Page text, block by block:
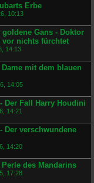
Erbe
10:13
Gans - Doktor
vor nichts fürchtet
14:13
mit dem blauen
14:05
Der Fall Harry Houdini
14:21
Der verschwundene
14:20
des Mandarins
17:28